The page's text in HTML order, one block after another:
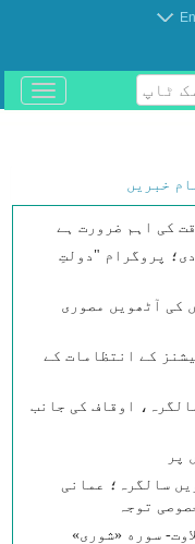
ٹاپ
باز
و
خبریں
کی اہم ضرورت ہے
پروگرام "دولتِ
کی آٹھویں مصوری
کے انتظامات کے
اوقاف کی جانب
پر
سالگرہ؛ عمانی
توجہ
سوره‌‌ «شوری»